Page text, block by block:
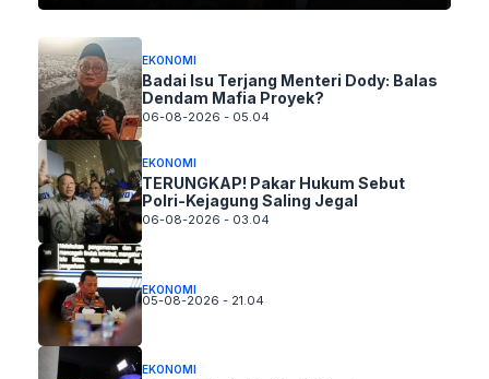
EKONOMI
Badai Isu Terjang Menteri Dody: Balas
Dendam Mafia Proyek?
06-08-2026 - 05.04
EKONOMI
TERUNGKAP! Pakar Hukum Sebut
Polri-Kejagung Saling Jegal
06-08-2026 - 03.04
EKONOMI
05-08-2026 - 21.04
EKONOMI